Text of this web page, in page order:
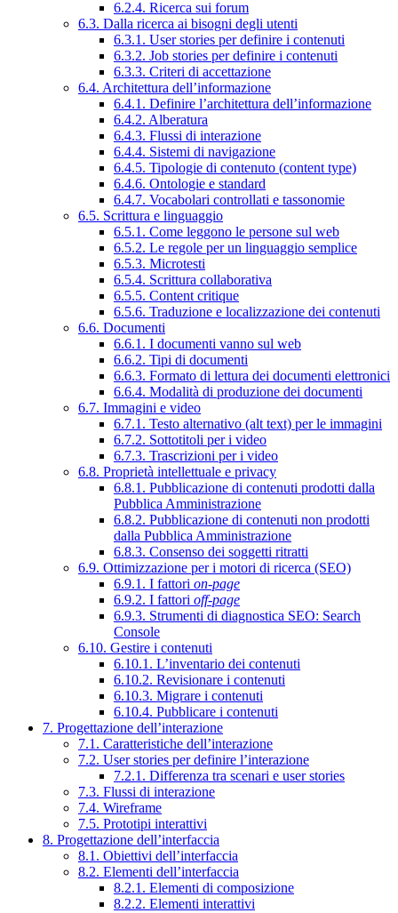
6.2.4. Ricerca sui forum
6.3. Dalla ricerca ai bisogni degli utenti
6.3.1. User stories per definire i contenuti
6.3.2. Job stories per definire i contenuti
6.3.3. Criteri di accettazione
6.4. Architettura dell’informazione
6.4.1. Definire l’architettura dell’informazione
6.4.2. Alberatura
6.4.3. Flussi di interazione
6.4.4. Sistemi di navigazione
6.4.5. Tipologie di contenuto (content type)
6.4.6. Ontologie e standard
6.4.7. Vocabolari controllati e tassonomie
6.5. Scrittura e linguaggio
6.5.1. Come leggono le persone sul web
6.5.2. Le regole per un linguaggio semplice
6.5.3. Microtesti
6.5.4. Scrittura collaborativa
6.5.5. Content critique
6.5.6. Traduzione e localizzazione dei contenuti
6.6. Documenti
6.6.1. I documenti vanno sul web
6.6.2. Tipi di documenti
6.6.3. Formato di lettura dei documenti elettronici
6.6.4. Modalità di produzione dei documenti
6.7. Immagini e video
6.7.1. Testo alternativo (alt text) per le immagini
6.7.2. Sottotitoli per i video
6.7.3. Trascrizioni per i video
6.8. Proprietà intellettuale e privacy
6.8.1. Pubblicazione di contenuti prodotti dalla
Pubblica Amministrazione
6.8.2. Pubblicazione di contenuti non prodotti
dalla Pubblica Amministrazione
6.8.3. Consenso dei soggetti ritratti
6.9. Ottimizzazione per i motori di ricerca (SEO)
6.9.1. I fattori on-page
6.9.2. I fattori off-page
6.9.3. Strumenti di diagnostica SEO: Search
Console
6.10. Gestire i contenuti
6.10.1. L’inventario dei contenuti
6.10.2. Revisionare i contenuti
6.10.3. Migrare i contenuti
6.10.4. Pubblicare i contenuti
7. Progettazione dell’interazione
7.1. Caratteristiche dell’interazione
7.2. User stories per definire l’interazione
7.2.1. Differenza tra scenari e user stories
7.3. Flussi di interazione
7.4. Wireframe
7.5. Prototipi interattivi
8. Progettazione dell’interfaccia
8.1. Obiettivi dell’interfaccia
8.2. Elementi dell’interfaccia
8.2.1. Elementi di composizione
8.2.2. Elementi interattivi